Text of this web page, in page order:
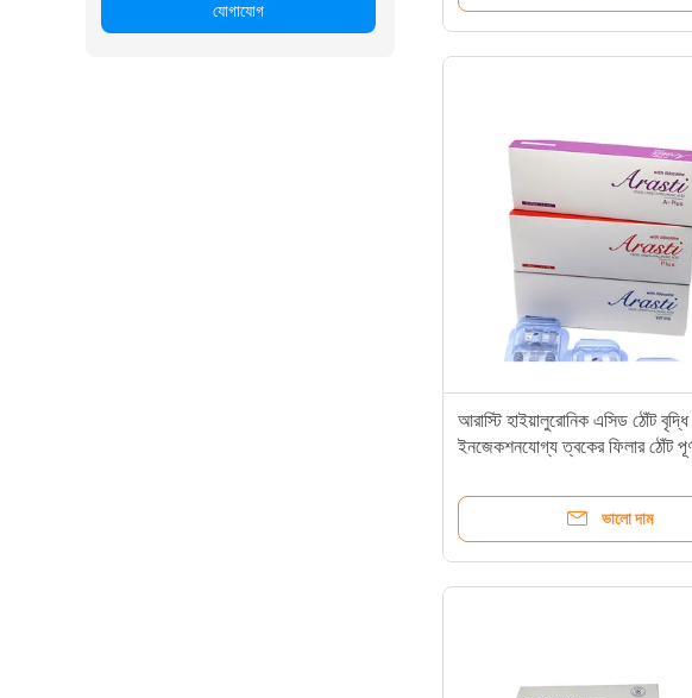
যোগাযোগ
আরাস্টি হাইয়ালুরোনিক এসিড ঠোঁট বৃদ্ধি
ইনজেকশনযোগ্য ত্বকের ফিলার ঠোঁট
ভালো দাম